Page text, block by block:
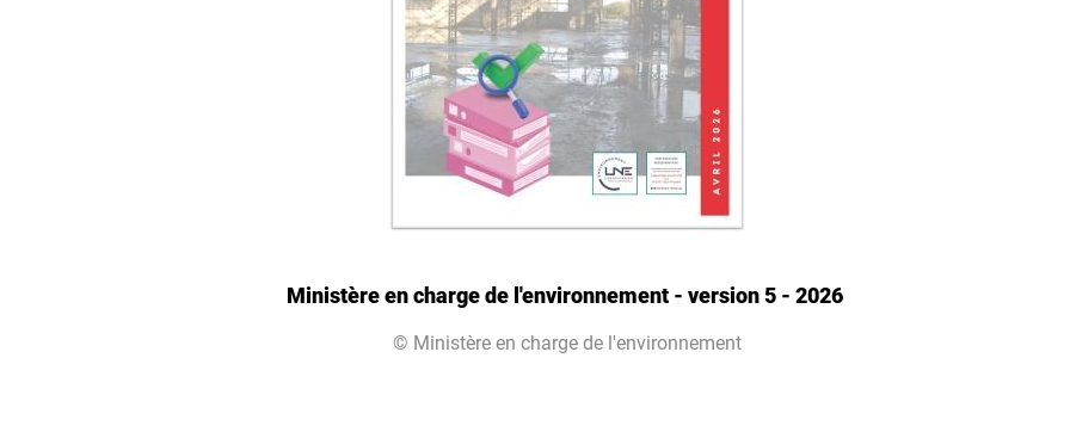
Ministère en charge de l'environnement - version 5 - 2026
© Ministère en charge de l'environnement